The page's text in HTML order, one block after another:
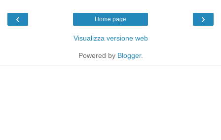
‹ ›
Home page
Visualizza versione web
Powered by Blogger.